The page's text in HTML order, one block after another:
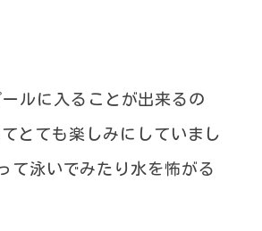
ルに入ることが出来るの
とても楽しみにしていまし
て泳いでみたり水を怖がる